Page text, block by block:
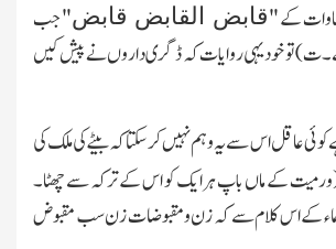
کے "قابض القابض قابض" جب
خودیہی روایات کہ ڈگری داروں نے پیش کیں
عاقل اس سے یہ وہم نہیں کرسکتا کہ بیٹے کی ملك کی
میت کے ماں باپ ہر ایك کو اس کے ترکہ سے چھٹا۔
کے اس کلام سے کہ زن ومقبوضات زن سب مقبوض